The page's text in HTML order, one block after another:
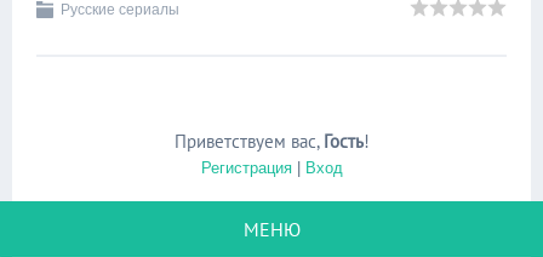
Русские сериалы
Приветствуем вас, Гость!
Регистрация| Вход
МЕНЮ